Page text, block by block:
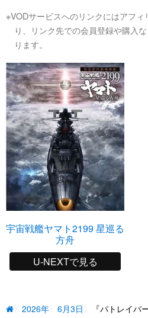
※VODサービスへのリンクにはアフ
り、リンク先での会員登録や購入
ります。
宇宙戦艦ヤマト2199 星巡る
方舟
U-NEXTで見る
2026年 6月3日 『パトレイバ